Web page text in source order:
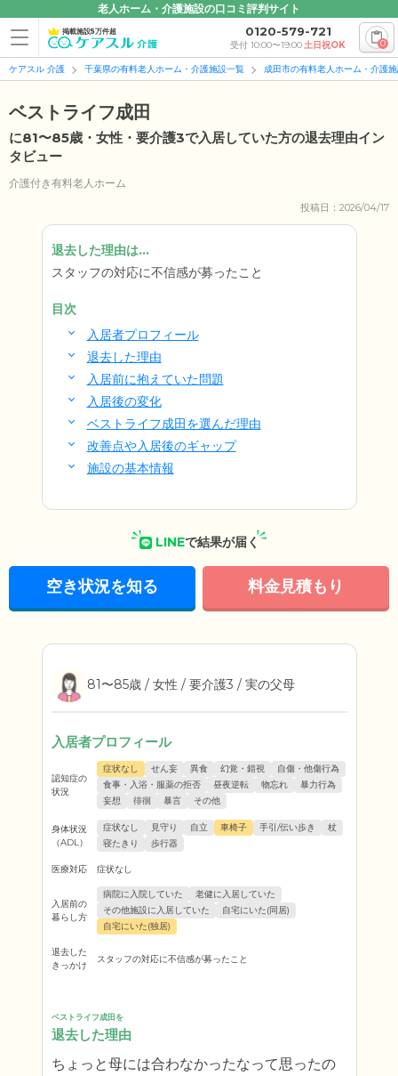
老人ホーム・介護施設の口コミ評判サイト
掲載施設5万件超 0120-579-721
受付 10:00〜19:00土日祝OK 0
ケアスル 介護 千葉県の有料老人ホーム・介護施設一覧 成田市の有料老人ホーム・介護
ベストライフ成田
に81〜85歳・女性・要介護3で入居していた方の退去理由イン
タビュー
介護付き有料老人ホーム
投稿日：2026/04/17
退去した理由は...
スタッフの対応に不信感が募ったこと
目次
入居者プロフィール
退去した理由
入居前に抱えていた問題
入居後の変化
ベストライフ成田を選んだ理由
改善点や入居後のギャップ
施設の基本情報
LINEで結果が届く
空き状況を知る 料金見積もり
81〜85歳 / 女性 / 要介護3 / 実の父母
入居者プロフィール
認知症の
状況
症状なし せん妄 異食 幻覚・錯視
自傷・他傷行為
食事・入浴・服薬の拒否
昼夜逆転 物忘れ
暴力行為
妄想
徘徊 暴言 その他
身体状況
（ADL）
症状なし 見守り 自立 車椅子 手引/伝い歩き
杖
寝たきり
歩行器
医療対応 症状なし
入居前の
暮らし方
病院に入院していた
老健に入居していた
その他施設に入居していた
自宅にいた(同居)
自宅にいた(独居)
退去した
きっかけ
スタッフの対応に不信感が募ったこと
ベストライフ成田を
退去した理由
ちょっと母には合わなかったなって思ったの